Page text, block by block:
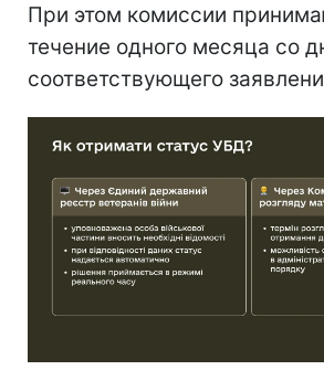
При этом комиссии
течение одного месяца со
соответствующего